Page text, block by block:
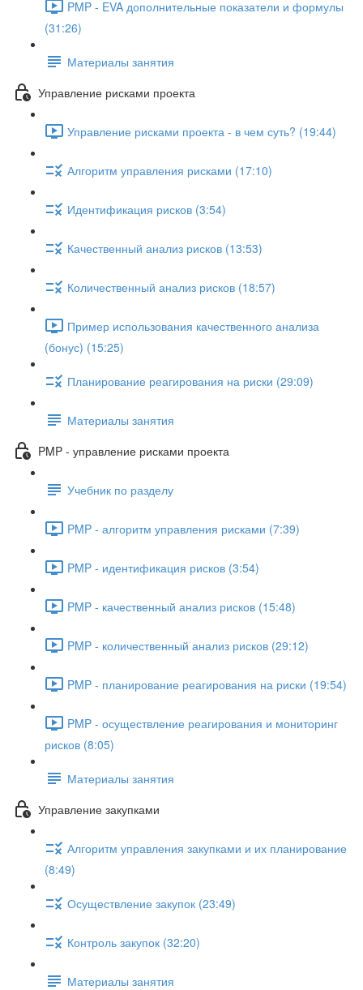
PMP - EVA дополнительные показатели и формулы
(31:26)
Материалы занятия
Управление рисками проекта
Управление рисками проекта - в чем суть? (19:44)
Алгоритм управления рисками (17:10)
Идентификация рисков (3:54)
Качественный анализ рисков (13:53)
Количественный анализ рисков (18:57)
Пример использования качественного анализа
(бонус) (15:25)
Планирование реагирования на риски (29:09)
Материалы занятия
PMP - управление рисками проекта
Учебник по разделу
PMP - алгоритм управления рисками (7:39)
PMP - идентификация рисков (3:54)
PMP - качественный анализ рисков (15:48)
PMP - количественный анализ рисков (29:12)
PMP - планирование реагирования на риски (19:54)
PMP - осуществление реагирования и мониторинг
рисков (8:05)
Материалы занятия
Управление закупками
Алгоритм управления закупками и их планирование
(8:49)
Осуществление закупок (23:49)
Контроль закупок (32:20)
Материалы занятия